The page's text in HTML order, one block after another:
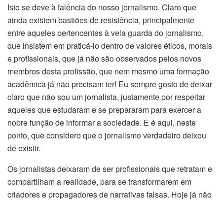
Isto se deve à falência do nosso jornalismo. Claro que
ainda existem bastiões de resistência, principalmente
entre aqueles pertencentes à vela guarda do jornalismo,
que insistem em praticá-lo dentro de valores éticos, morais
e profissionais, que já não são observados pelos novos
membros desta profissão, que nem mesmo uma formação
acadêmica já não precisam ter! Eu sempre gosto de deixar
claro que não sou um jornalista, justamente por respeitar
aqueles que estudaram e se prepararam para exercer a
nobre função de informar a sociedade. E é aqui, neste
ponto, que considero que o jornalismo verdadeiro deixou
de existir.
Os jornalistas deixaram de ser profissionais que retratam e
compartilham a realidade, para se transformarem em
criadores e propagadores de narrativas falsas. Hoje já não